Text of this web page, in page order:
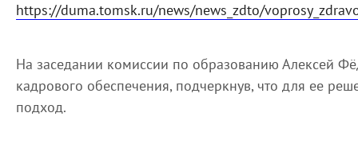
https://duma.tomsk.ru/news/news_zdto/
На заседании комиссии по образованию Алексей
кадрового обеспечения, подчеркнув, что для ее
подход.